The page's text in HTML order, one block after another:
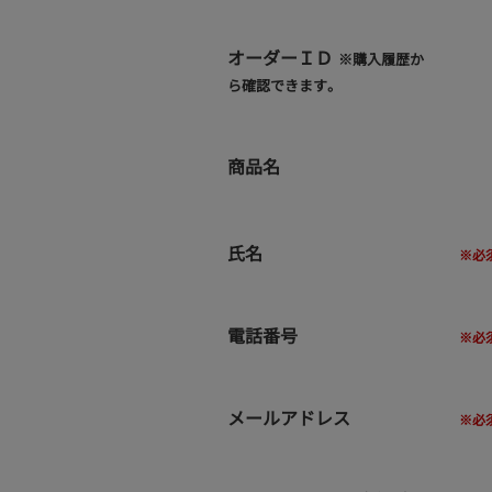
オーダーＩＤ ※購入履歴か
ら確認できます。
商品名
氏名
電話番号
メールアドレス